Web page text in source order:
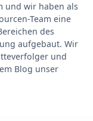
und wir haben als
Team eine
des
aufgebaut. Wir
und
Blog unser